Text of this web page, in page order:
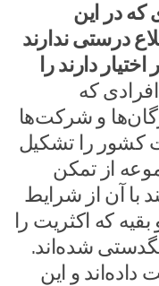
که در این
درستی ندارند
دارند را
افرادی که
و شرکت‌ها
کشور را تشکیل
از تمکن
با آن از شرایط
که اکثریت را
شده‌اند.
و این